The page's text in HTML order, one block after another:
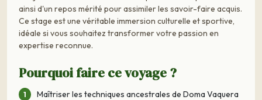
ainsi d'un repos mérité pour assimiler les savoir-faire acquis.
Ce stage est une véritable immersion culturelle et sportive,
idéale si vous souhaitez transformer votre passion en
expertise reconnue.
Pourquoi faire ce voyage ?
Maîtriser les techniques ancestrales de Doma Vaquera